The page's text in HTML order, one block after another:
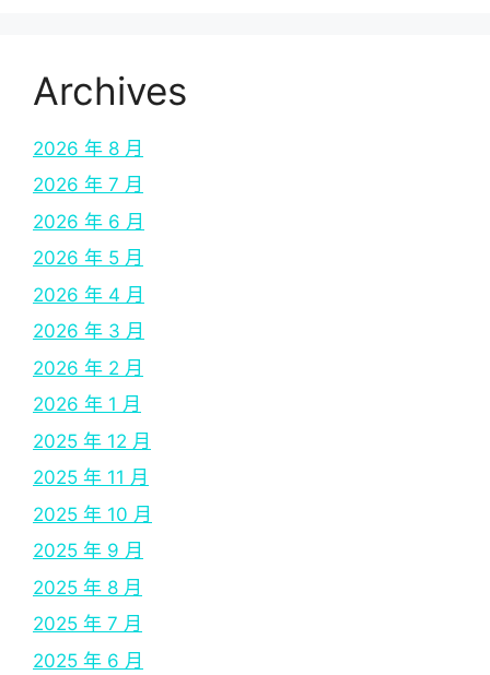
Archives
2026 年 8 月
2026 年 7 月
2026 年 6 月
2026 年 5 月
2026 年 4 月
2026 年 3 月
2026 年 2 月
2026 年 1 月
2025 年 12 月
2025 年 11 月
2025 年 10 月
2025 年 9 月
2025 年 8 月
2025 年 7 月
2025 年 6 月